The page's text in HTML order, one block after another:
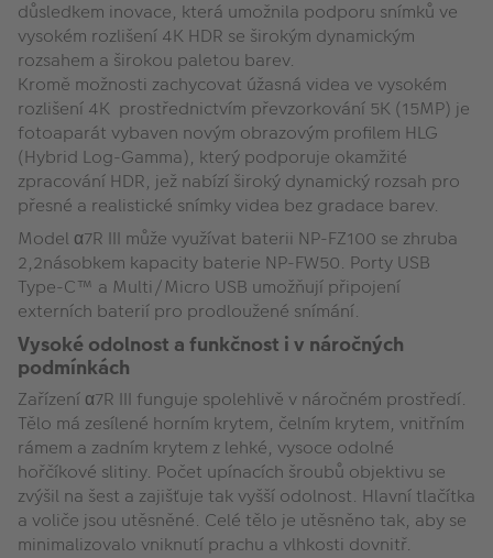
důsledkem inovace, která umožnila podporu snímků ve
vysokém rozlišení 4K HDR se širokým dynamickým
rozsahem a širokou paletou barev.
Kromě možnosti zachycovat úžasná videa ve vysokém
rozlišení 4K prostřednictvím převzorkování 5K (15MP) je
fotoaparát vybaven novým obrazovým profilem HLG
(Hybrid Log-Gamma), který podporuje okamžité
zpracování HDR, jež nabízí široký dynamický rozsah pro
přesné a realistické snímky videa bez gradace barev.
Model α7R III může využívat baterii NP-FZ100 se zhruba
2,2násobkem kapacity baterie NP-FW50. Porty USB
Type-C™ a Multi/Micro USB umožňují připojení
externích baterií pro prodloužené snímání.
Vysoké odolnost a funkčnost i v náročných
podmínkách
Zařízení α7R III funguje spolehlivě v náročném prostředí.
Tělo má zesílené horním krytem, čelním krytem, vnitřním
rámem a zadním krytem z lehké, vysoce odolné
hořčíkové slitiny. Počet upínacích šroubů objektivu se
zvýšil na šest a zajišťuje tak vyšší odolnost. Hlavní tlačítka
a voliče jsou utěsněné. Celé tělo je utěsněno tak, aby se
minimalizovalo vniknutí prachu a vlhkosti dovnitř.